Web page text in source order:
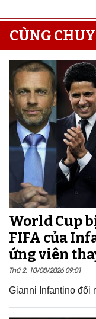
CÙNG
World Cup
FIFA của
ứng viên
Thứ 2, 10/08/2026 09:01
Gianni Infantino đối